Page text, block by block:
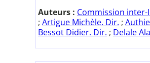
Auteurs : Commission inter-
; Artigue Michèle. Dir. ;
Bessot Didier. Dir. ; Delale